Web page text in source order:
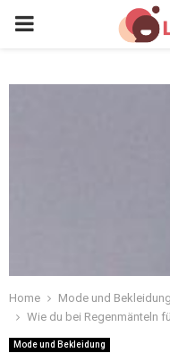
Home
Mode und Bekleidung
Wie du bei Regenmänteln
Mode und Bekleidung